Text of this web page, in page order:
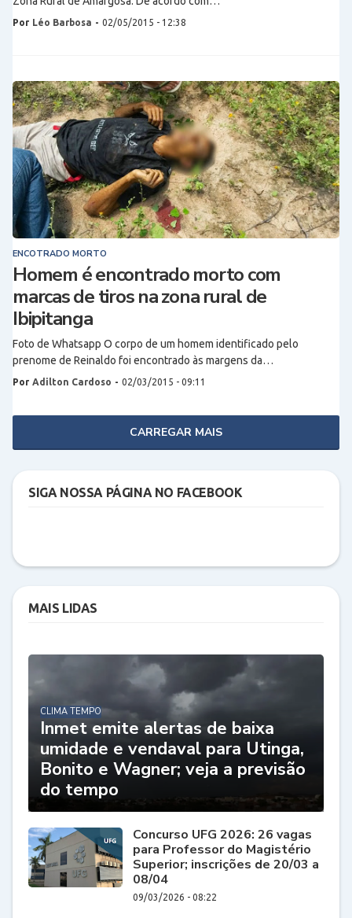
Por Léo Barbosa - 02/05/2015 - 12:38
ENCOTRADO MORTO
Homem é encontrado morto com
marcas de tiros na zona rural de
Ibipitanga
Foto de Whatsapp O corpo de um homem identificado pelo
prenome de Reinaldo foi encontrado às margens da…
Por Adilton Cardoso - 02/03/2015 - 09:11
CARREGAR MAIS
SIGA NOSSA PÁGINA NO FACEBOOK
MAIS LIDAS
CLIMA TEMPO
Inmet emite alertas de baixa
umidade e vendaval para Utinga,
Bonito e Wagner; veja a previsão
do tempo
Concurso UFG 2026: 26 vagas
para Professor do Magistério
Superior; inscrições de 20/03 a
08/04
09/03/2026 - 08:22